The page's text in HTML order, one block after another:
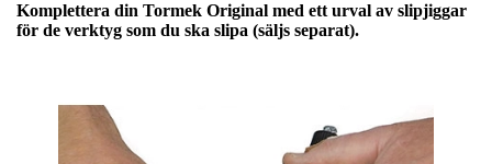
Komplettera din Tormek Original med ett urval av slipjiggar
för de verktyg som du ska slipa (säljs separat).